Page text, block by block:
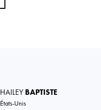
HAILEYBAPTISTE
États-Unis